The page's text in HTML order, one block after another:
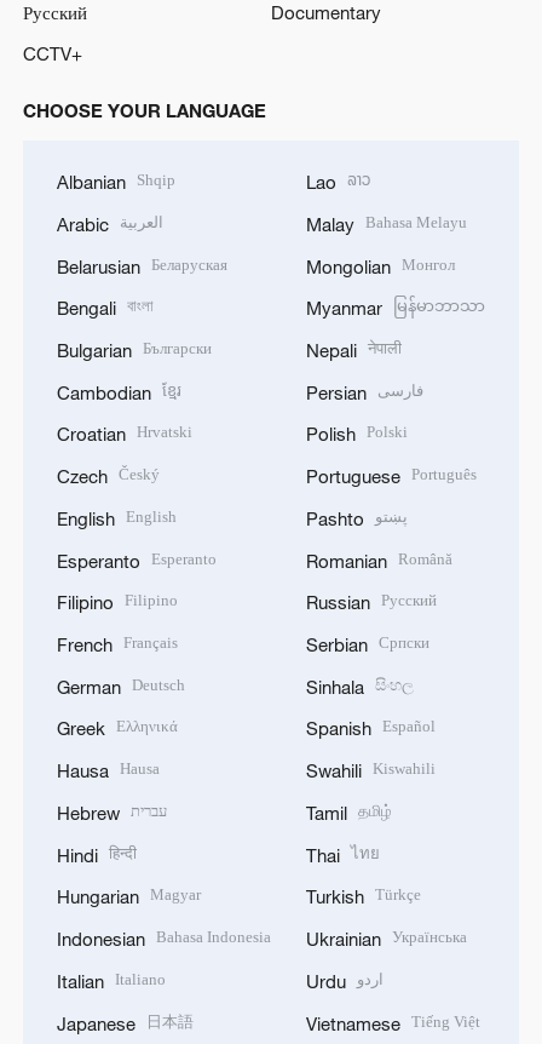
Русский
Documentary
CCTV+
CHOOSE YOUR LANGUAGE
Albanian Shqip
Arabic العربية
Belarusian Беларуская
Bengali বাংলা
Bulgarian Български
Cambodian ខ្មែរ
Croatian Hrvatski
Czech Český
English English
Esperanto Esperanto
Filipino Filipino
French Français
German Deutsch
Greek Ελληνικά
Hausa Hausa
Hebrew עברית
Hindi हिन्दी
Hungarian Magyar
Indonesian Bahasa Indonesia
Italian Italiano
Japanese 日本語
Lao ລາວ
Malay Bahasa Melayu
Mongolian Монгол
Myanmar မြန်မာဘာသာ
Nepali नेपाली
Persian فارسی
Polish Polski
Portuguese Português
Pashto پښتو
Romanian Română
Russian Русский
Serbian Српски
Sinhala සිංහල
Spanish Español
Swahili Kiswahili
Tamil தமிழ்
Thai ไทย
Turkish Türkçe
Ukrainian Українська
Urdu اردو
Vietnamese Tiếng Việt